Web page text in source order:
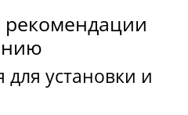
установки и